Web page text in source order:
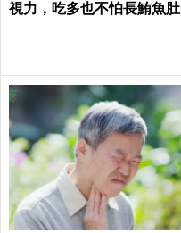
視力，吃多也不怕長鮪魚